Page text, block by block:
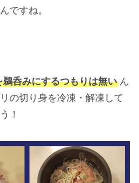
ですね。
鵜呑みにするつもりは無い ん
の切り身を冷凍・解凍して
！